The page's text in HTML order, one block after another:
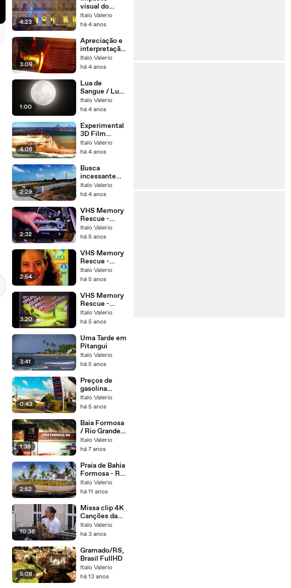
rasto de
Lamartine"
4K
4:23
visual do
efeito 3D em
quadro
Exposição
"Rastejar - No
rasto de
Lamartine"
4K
Italo Valerio
há 4 anos
3:09
Apreciação e
interpretação
semiótica de
arte na
"Rastejar - No
rasto de
Lamartine"
UHD 4K
Italo Valerio
há 4 anos
1:00
Lua de
Sangue / Lua
Sangrenta /
Eclipse Lunar
/ Luna de
sangre Clipe
1min
Italo Valerio
há 4 anos
4:08
Experimental
3D Film
Google Earth
Studio - Natal,
Norte, Forte
Reis Magos
[UHD 4K 60p]
Italo Valerio
há 4 anos
2:29
Busca
incessante
pela melhor
imagem -
Film
Italo Valerio
há 4 anos
2:32
VHS Memory
Rescue -
Vintage clip
JVC HR-
4K]
Italo Valerio
há 5 anos
2:54
VHS Memory
Rescue -
Comercial
Band Natal
governo
Collor
Italo Valerio
há 5 anos
3:20
VHS Memory
Rescue -
Raríssimo
Philips A
Continua
(~1990)
Inovações
Áudio e Vídeo
comercial
Italo Valerio
há 5 anos
3:41
Uma Tarde em
Pitangui
Italo Valerio
há 5 anos
0:43
Preços de
gasolina
explodem no
Brasil de
"direita"
Italo Valerio
há 5 anos
1:36
Baia Formosa
/ Rio Grande
do Norte /
Brasil
Italo Valerio
há 7 anos
2:52
Praia de Bahia
Formosa - Rio
Grande do
Norte, Brasil
Italo Valerio
há 11 anos
10:36
Missa clip 4K
Canções da
Missa -
Homenagens
Alexandre [4K
Áudio
Remaster]
Italo Valerio
há 3 anos
5:08
Gramado/RS,
Brasil FullHD
Italo Valerio
há 13 anos